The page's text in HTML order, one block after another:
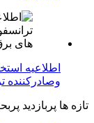
اطلاعیه
وصادرکننده
تازه ها پربازدید